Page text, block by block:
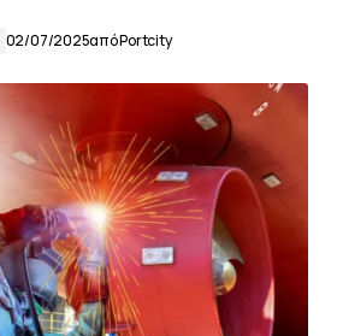
02/07/2025απόPortcity